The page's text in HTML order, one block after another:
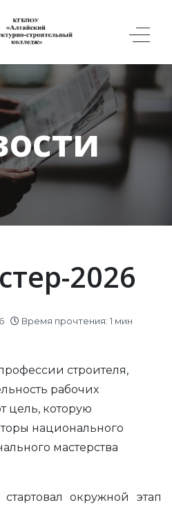
2026
Время прочтения: 1 мин
строителя,
рабочих
цель, которую
национального
мастерства
окружной этап